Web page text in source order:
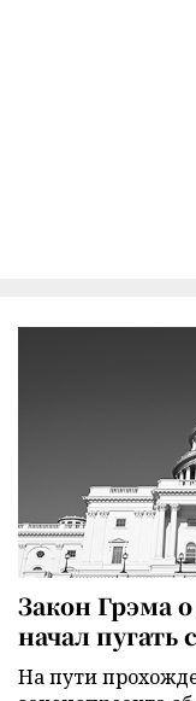
Закон Грэма
начал пугать
На пути